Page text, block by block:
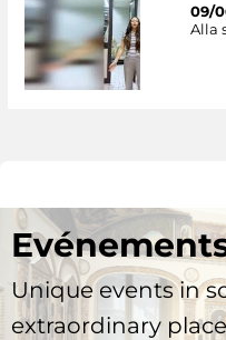
09/
Alla
Unique events in
extraordinary